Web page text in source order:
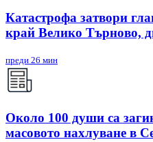
Катастрофа затвори
край Велико Търново,
преди 26 мин
Около 100 души са
масовото нахлуване в